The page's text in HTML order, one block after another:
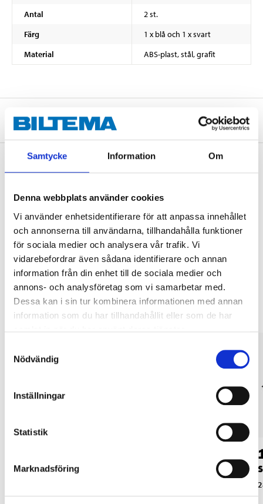
Samtycke Information Om
Denna webbplats använder cookies
Vi använder enhetsidentifierare för att anpassa innehållet
och annonserna till användarna, tillhandahålla funktioner
för sociala medier och analysera vår trafik. Vi
vidarebefordrar även sådana identifierare och annan
information från din enhet till de sociala medier och
annons- och analysföretag som vi samarbetar med.
Dessa kan i sin tur kombinera informationen med annan
information som du har tillhandahållit eller som de har
Nödvändig
Inställningar
Statistik
Marknadsföring
Antal
2 st.
Färg
1 x blå och 1 x svart
Material
ABS-plast, stål, grafit
Om tillverkaren
tjänsten och våra villkor.
LÄS MER
Andra kunder köpte också
Blyertsstift 0,5 mm, 4
28-1008
Blyertsstift 0,5 mm,
28-0281